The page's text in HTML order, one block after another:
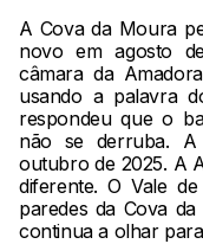
A Cova da Moura
novo em agosto
câmara da
usando a palavra
respondeu que o
não se derruba. A
outubro de 2025. A
diferente. O Vale
paredes da Cova
continua a olhar